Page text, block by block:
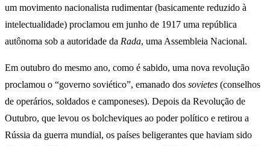
um movimento nacionalista rudimentar (basicamente reduzido à
intelectualidade) proclamou em junho de 1917 uma república
autônoma sob a autoridade da Rada, uma Assembleia Nacional.
Em outubro do mesmo ano, como é sabido, uma nova revolução
proclamou o “governo soviético”, emanado dos sovietes (conselhos
de operários, soldados e camponeses). Depois da Revolução de
Outubro, que levou os bolcheviques ao poder político e retirou a
Rússia da guerra mundial, os países beligerantes que haviam sido